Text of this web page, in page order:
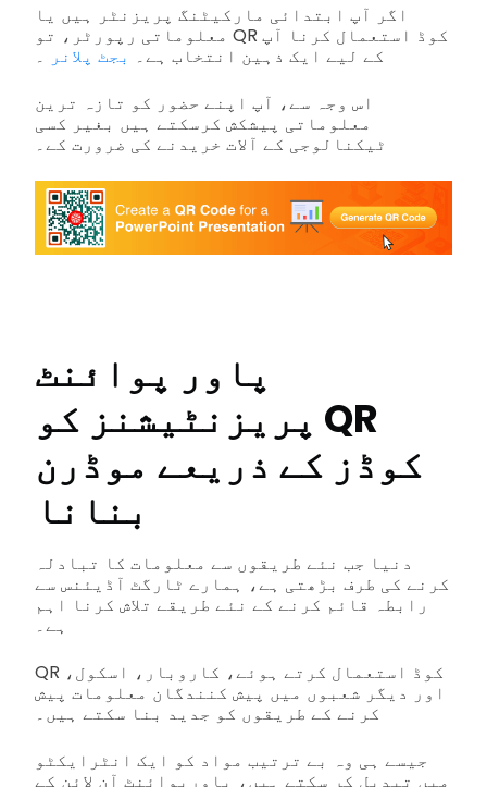
اگر آپ ابتدائی مارکیٹنگ پریزنٹر ہیں یا
معلوماتی رپورٹر، تو QR کوڈ استعمال کرنا آپ
کے لیے ایک ذہین انتخاب ہے۔ بجٹ پلانر ۔
اس وجہ سے، آپ اپنے حضور کو تازہ ترین
معلوماتی پیشکش کرسکتے ہیں بغیر کسی
ٹیکنالوجی کے آلات خریدنے کی ضرورت کے۔
پاور پوائنٹ
پریزنٹیشنز کو QR
کوڈز کے ذریعے موڈرن
بنانا
دنیا جب نئے طریقوں سے معلومات کا تبادلہ
کرنے کی طرف بڑھتی ہے، ہمارے ٹارگٹ آڈیئنس سے
رابطہ قائم کرنے کے نئے طریقے تلاش کرنا اہم
ہے۔
QR کوڈ استعمال کرتے ہوئے، کاروبار، اسکول،
اور دیگر شعبوں میں پیش کنندگان معلومات پیش
کرنے کے طریقوں کو جدید بنا سکتے ہیں۔
جیسے ہی وہ بے ترتیب مواد کو ایک انٹرایکٹو
میں تبدیل کر سکتے ہیں، پاورپوائنٹ آن لائن کے